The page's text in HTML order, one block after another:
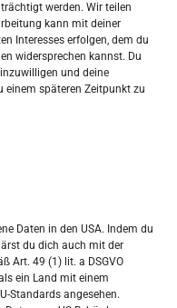
werden. Wir teilen
kann mit deiner
Interesses erfolgen, dem du
widersprechen kannst. Du
und deine
einem späteren Zeitpunkt zu
Daten in den USA. Indem du
du dich auch mit der
Art. 49 (1) lit. a DSGVO
ein Land mit einem
Standards angesehen.
F S
5 6